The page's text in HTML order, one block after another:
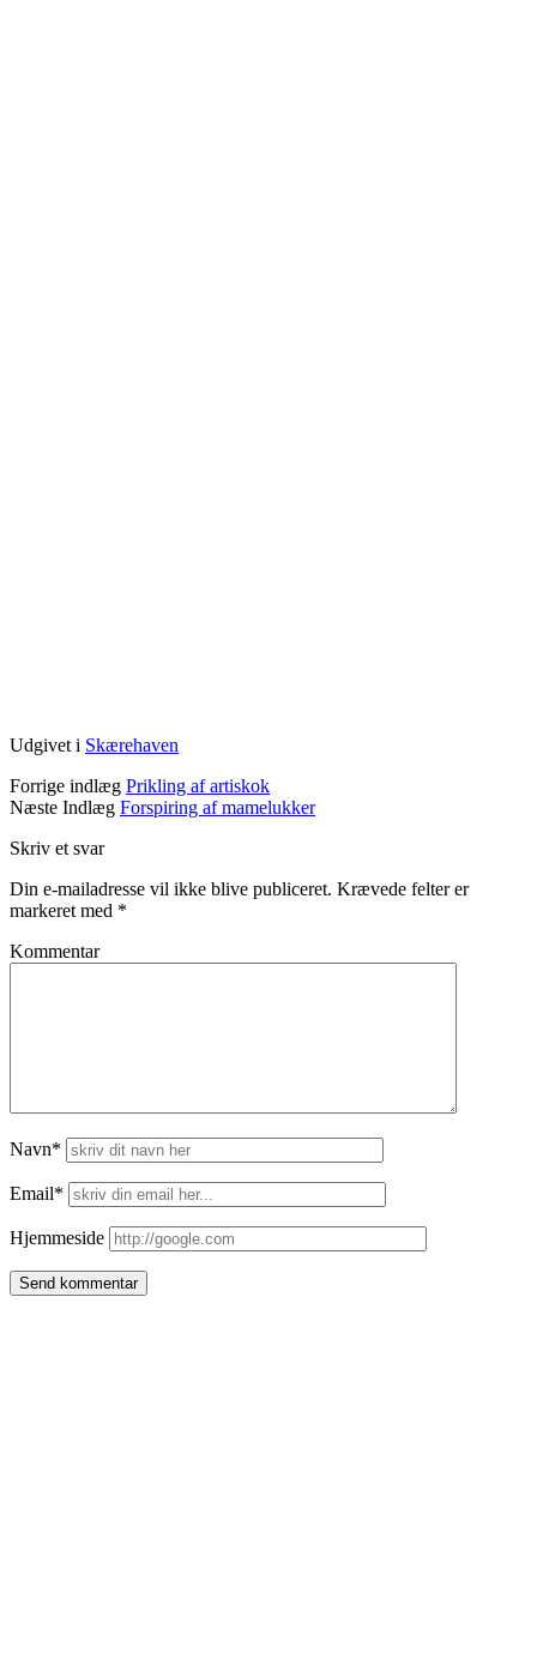
Udgivet i Skærehaven
Forrige indlæg Prikling af artiskok
Næste Indlæg Forspiring af mamelukker
Skriv et svar
Din e-mailadresse vil ikke blive publiceret. Krævede felter er
markeret med *
Kommentar
Navn*
Email*
Hjemmeside